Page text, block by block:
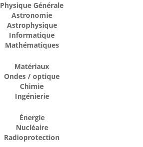
Physique Générale
Astronomie
Astrophysique
Informatique
Mathématiques
Matériaux
Ondes / optique
Chimie
Ingénierie
Énergie
Nucléaire
Radioprotection